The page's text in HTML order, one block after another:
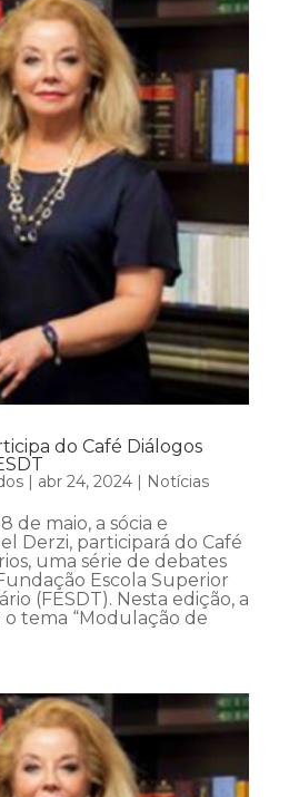
do Café Diálogos
| abr 24, 2024| Notícias
de maio, a sócia e
Derzi, participará do Café
uma série de debates
Escola Superior
(FESDT). Nesta edição, a
o tema “Modulação de